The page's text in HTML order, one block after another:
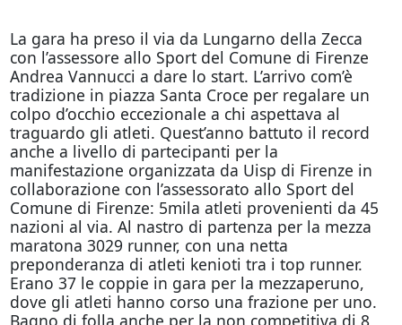
La gara ha preso il via da Lungarno della Zecca
con l’assessore allo Sport del Comune di Firenze
Andrea Vannucci a dare lo start. L’arrivo com’è
tradizione in piazza Santa Croce per regalare un
colpo d’occhio eccezionale a chi aspettava al
traguardo gli atleti. Quest’anno battuto il record
anche a livello di partecipanti per la
manifestazione organizzata da Uisp di Firenze in
collaborazione con l’assessorato allo Sport del
Comune di Firenze: 5mila atleti provenienti da 45
nazioni al via. Al nastro di partenza per la mezza
maratona 3029 runner, con una netta
preponderanza di atleti kenioti tra i top runner.
Erano 37 le coppie in gara per la mezzaperuno,
dove gli atleti hanno corso una frazione per uno.
Bagno di folla anche per la non competitiva di 8